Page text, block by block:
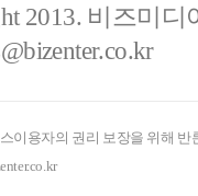
2013. 비즈미
이용자의 권리 보장을 위해